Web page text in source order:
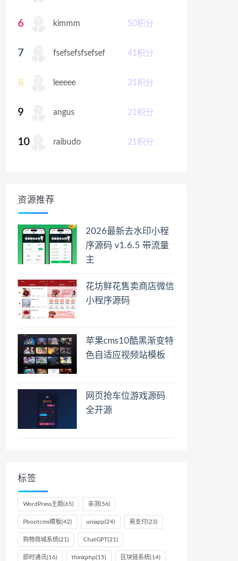
6 kimmm 50积分
7 fsefsefsfsefsef 41积分
8 leeeee 21积分
9 angus 21积分
10 raibudo 21积分
资源推荐
2026最新去水印小程
序源码 v1.6.5 带流量
主
花坊鲜花售卖商店微信
小程序源码
苹果cms10酷黑渐变特
色自适应视频站模板
网页抢车位游戏源码
全开源
标签
WordPress主题(65) 亲测 (56)
Pbootcms模板(42) uniapp(24) 易支付(23)
购物商城系统(21) ChatGPT(21)
即时通讯(16) thinkphp(15) 区块链系统(14)